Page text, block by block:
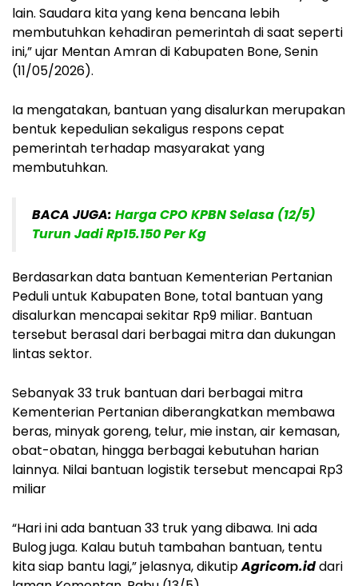
lain. Saudara kita yang kena bencana lebih
membutuhkan kehadiran pemerintah di saat seperti
ini,” ujar Mentan Amran di Kabupaten Bone, Senin
(11/05/2026).
Ia mengatakan, bantuan yang disalurkan merupakan
bentuk kepedulian sekaligus respons cepat
pemerintah terhadap masyarakat yang
membutuhkan.
BACA JUGA: Harga CPO KPBN Selasa (12/5)
Turun Jadi Rp15.150 Per Kg
Berdasarkan data bantuan Kementerian Pertanian
Peduli untuk Kabupaten Bone, total bantuan yang
disalurkan mencapai sekitar Rp9 miliar. Bantuan
tersebut berasal dari berbagai mitra dan dukungan
lintas sektor.
Sebanyak 33 truk bantuan dari berbagai mitra
Kementerian Pertanian diberangkatkan membawa
beras, minyak goreng, telur, mie instan, air kemasan,
obat-obatan, hingga berbagai kebutuhan harian
lainnya. Nilai bantuan logistik tersebut mencapai Rp3
miliar
“Hari ini ada bantuan 33 truk yang dibawa. Ini ada
Bulog juga. Kalau butuh tambahan bantuan, tentu
kita siap bantu lagi,” jelasnya, dikutipAgricom.iddari